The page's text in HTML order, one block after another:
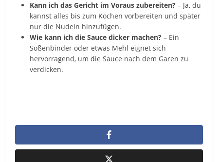
Kann ich das Gericht im Voraus zubereiten? – Ja, du
kannst alles bis zum Kochen vorbereiten und später
nur die Nudeln hinzufügen.
Wie kann ich die Sauce dicker machen? – Ein
Soßenbinder oder etwas Mehl eignet sich
hervorragend, um die Sauce nach dem Garen zu
verdicken.